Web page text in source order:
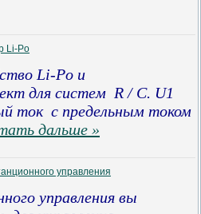
Li-Po
Li-Po и
для систем R / C. U1
ток с предельным током
дальше »
управления
управления вы